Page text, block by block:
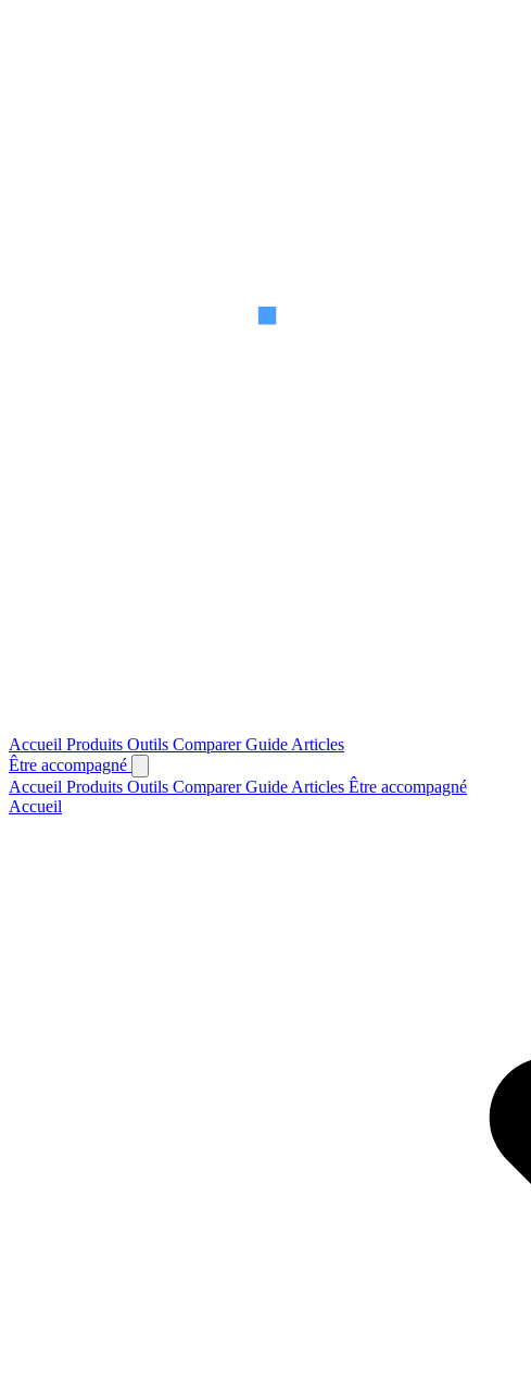
Accueil Produits Outils ComparerGuide Articles
Être accompagné
Accueil Produits Outils ComparerGuide Articles Être accompagné
Accueil